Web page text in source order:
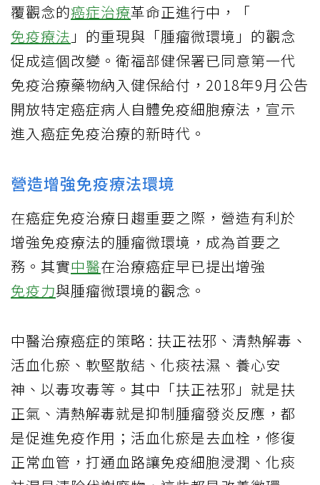
覆觀念的癌症治療革命正進行中，「
免疫療法 」的重現與「腫瘤微環境」的觀念
促成這個改變。衛福部健保署已同意第一代
免疫治療藥物納入健保給付，2018年9月公告
開放特定癌症病人自體免疫細胞療法，宣示
進入癌症免疫治療的新時代。
營造增強免疫療法環境
在癌症免疫治療日趨重要之際，營造有利於
增強免疫療法的腫瘤微環境，成為首要之
務。其實中醫在治療癌症早已提出增強
免疫力與腫瘤微環境的觀念。
中醫治療癌症的策略 : 扶正祛邪、清熱解毒、
活血化瘀、軟堅散結、化痰祛濕、養心安
神、以毒攻毒等。其中「扶正祛邪」就是扶
正氣、清熱解毒就是抑制腫瘤發炎反應，都
是促進免疫作用；活血化瘀是去血栓，修復
正常血管，打通血路讓免疫細胞浸潤、化痰